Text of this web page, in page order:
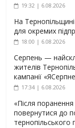
19:32 | 6.08.2026
На
для окремих
18:00 | 6.08.2026
Серпень —
жителів
кампанії
17:34 | 6.08.2026
«Після
повернутися до
тернопільського